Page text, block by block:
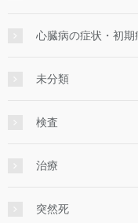
心臓病の症状・初期
未分類
検査
治療
突然死